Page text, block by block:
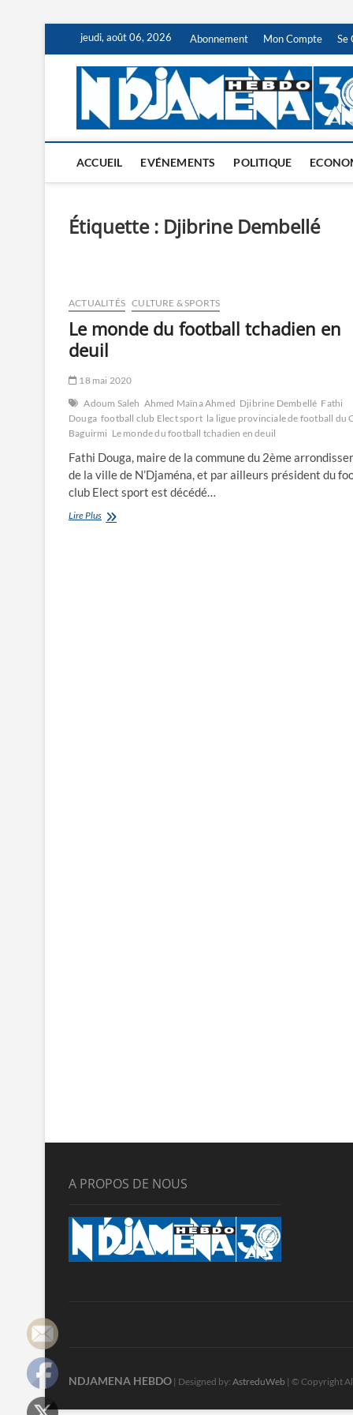
content
jeudi, août 06, 2026 Abonnement Mon Compte Se
ACCUEIL EVÉNEMENTS POLITIQUE
Étiquette : Djibrine Dembellé
ACTUALITÉS CULTURE & SPORTS
Le monde du football tchadien en
deuil
18 mai 2020
Adoum Saleh Ahmed Maïna Ahmed Djibrine Dembellé Fathi
Douga football club Elect sport la ligue provinciale de football du
Baguirmi Le monde du football tchadien en deuil
Fathi Douga, maire de la commune du 2ème
de la ville de N’Djaména, et par ailleurs président du
club Elect sport est décédé…
Lire PlusLe
A PROPOS DE NOUS
NDJAMENA HEBDO | Designed by: AstreduWeb | © Copyright